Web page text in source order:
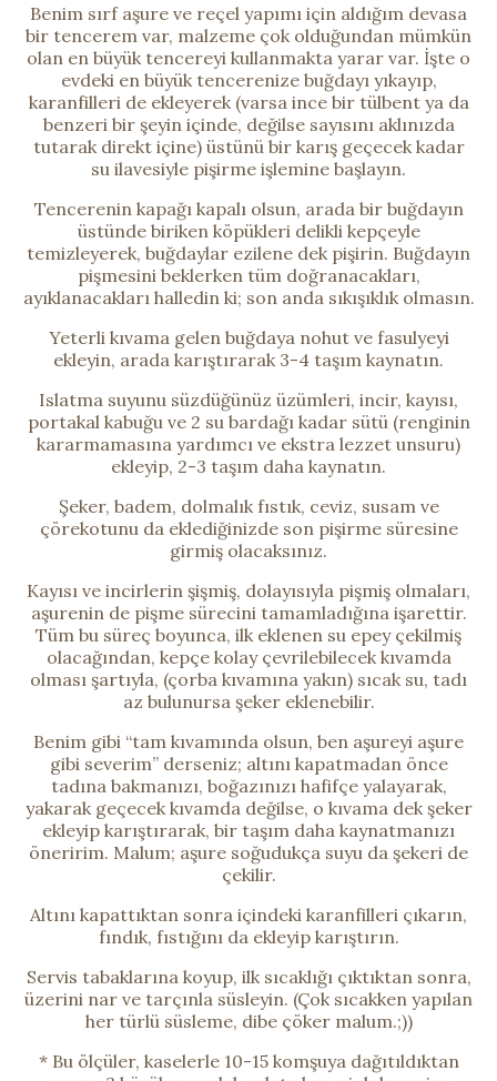
Benim sırf aşure ve reçel yapımı için aldığım devasa
bir tencerem var, malzeme çok olduğundan mümkün
olan en büyük tencereyi kullanmakta yarar var. İşte o
evdeki en büyük tencerenize buğdayı yıkayıp,
karanfilleri de ekleyerek (varsa ince bir tülbent ya da
benzeri bir şeyin içinde, değilse sayısını aklınızda
tutarak direkt içine) üstünü bir karış geçecek kadar
su ilavesiyle pişirme işlemine başlayın.
Tencerenin kapağı kapalı olsun, arada bir buğdayın
üstünde biriken köpükleri delikli kepçeyle
temizleyerek, buğdaylar ezilene dek pişirin. Buğdayın
pişmesini beklerken tüm doğranacakları,
ayıklanacakları halledin ki; son anda sıkışıklık olmasın.
Yeterli kıvama gelen buğdaya nohut ve fasulyeyi
ekleyin, arada karıştırarak 3-4 taşım kaynatın.
Islatma suyunu süzdüğünüz üzümleri, incir, kayısı,
portakal kabuğu ve 2 su bardağı kadar sütü (renginin
kararmamasına yardımcı ve ekstra lezzet unsuru)
ekleyip, 2-3 taşım daha kaynatın.
Şeker, badem, dolmalık fıstık, ceviz, susam ve
çörekotunu da eklediğinizde son pişirme süresine
girmiş olacaksınız.
Kayısı ve incirlerin şişmiş, dolayısıyla pişmiş olmaları,
aşurenin de pişme sürecini tamamladığına işarettir.
Tüm bu süreç boyunca, ilk eklenen su epey çekilmiş
olacağından, kepçe kolay çevrilebilecek kıvamda
olması şartıyla, (çorba kıvamına yakın) sıcak su, tadı
az bulunursa şeker eklenebilir.
Benim gibi “tam kıvamında olsun, ben aşureyi aşure
gibi severim” derseniz; altını kapatmadan önce
tadına bakmanızı, boğazınızı hafifçe yalayarak,
yakarak geçecek kıvamda değilse, o kıvama dek şeker
ekleyip karıştırarak, bir taşım daha kaynatmanızı
öneririm. Malum; aşure soğudukça suyu da şekeri de
çekilir.
Altını kapattıktan sonra içindeki karanfilleri çıkarın,
fındık, fıstığını da ekleyip karıştırın.
Servis tabaklarına koyup, ilk sıcaklığı çıktıktan sonra,
üzerini nar ve tarçınla süsleyin. (Çok sıcakken yapılan
her türlü süsleme, dibe çöker malum.;))
* Bu ölçüler, kaselerle 10-15 komşuya dağıtıldıktan